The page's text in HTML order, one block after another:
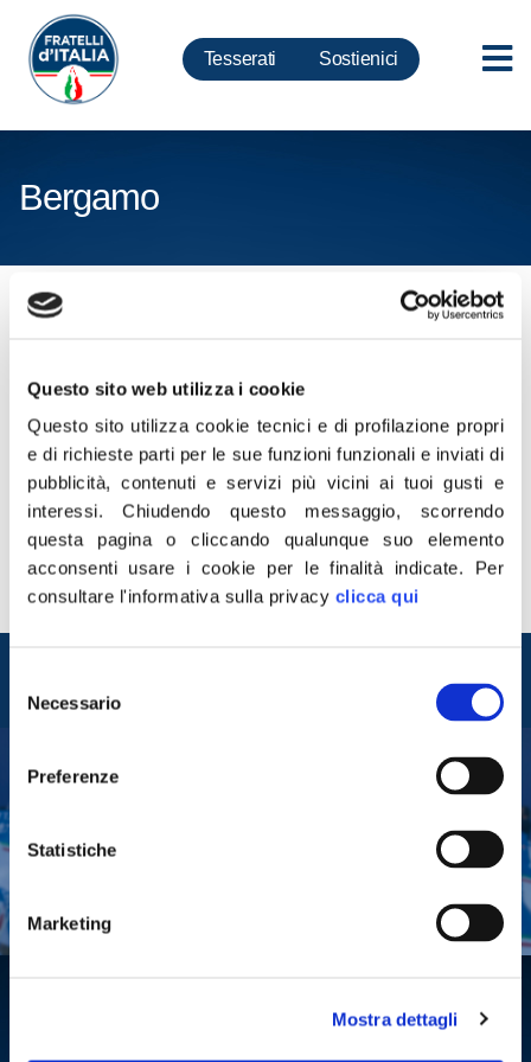
Questo sito web utilizza i cookie
Questo sito utilizza cookie tecnici e di profilazione propri
e di richieste parti per le sue funzioni funzionali e inviati di
pubblicità, contenuti e servizi più vicini ai tuoi gusti e
interessi.Chiudendo questo messaggio, scorrendo
questa pagina o cliccando qualunque suo elemento
acconsenti usare i cookie per le finalità indicate. Per
consultare l'informativa sulla privacy clicca qui
delNecessario
Preferenze
Statistiche
Marketing
Mostra dettagli
Tesserati Sostienici
Bergamo
Cliccare sul seguente link per
ZIP
Certificati Penali e Curriculum Vitae
Bergamo